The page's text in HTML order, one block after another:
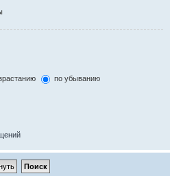
по убыванию